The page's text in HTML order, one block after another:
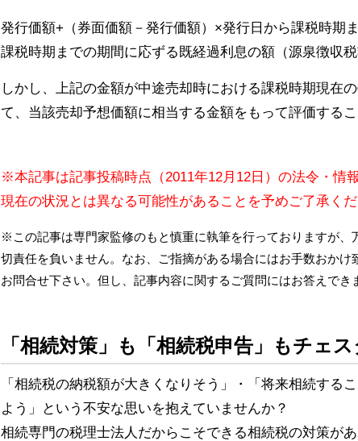
発行価額+（券面価額－発行価額）×発行日から課税時期
課税時期までの期間に応ずる既経過利息の額（源泉徴収税
しかし、上記の金額が中途売却時における課税時期現在
て、当該売却予想価額に相当する金額をもって評価する
※本記事は記事投稿時点（2011年12月12日）の法令・情
現在の状況とは異なる可能性があることを予めご了承くだ
※この記事は専門家監修のもと慎重に執筆を行っておりますが
切責任を負いません。なお、ご指摘がある場合にはお手数おかけ
お問合せ下さい。但し、記事内容に関するご質問にはお答えでき
「相続対策」も「相続税申告」もチェ
「相続税の納税額が大きくなりそう」・「将来相続する
よう」という不安な思いを抱えていませんか？
相続専門の税理士法人だからこそできる相続税の対策があ